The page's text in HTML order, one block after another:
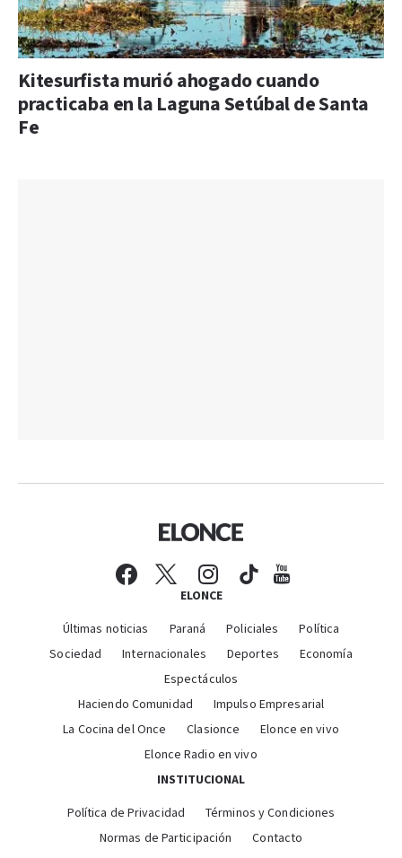
Kitesurfista murió ahogado cuando
practicaba en la Laguna Setúbal de Santa
Fe
ELONCE
Últimas noticias Paraná Policiales
Política
Sociedad
Internacionales Deportes
Economía
Espectáculos
Haciendo Comunidad
Impulso Empresarial
La Cocina del Once
Clasionce
Elonce en vivo
Elonce Radio en vivo
INSTITUCIONAL
Política de Privacidad
Términos y Condiciones
Normas de Participación
Contacto